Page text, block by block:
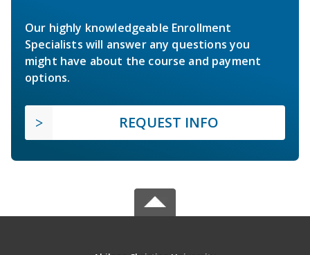
Our highly knowledgeable Enrollment
Specialists will answer any questions you
might have about the course and payment
options.
REQUEST INFO